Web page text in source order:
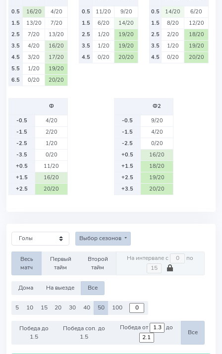
0.5
16/20
4/20
1.5
13/20
7/20
2.5
7/20
13/20
3.5
4/20
16/20
4.5
3/20
17/20
5.5
1/20
19/20
6.5
0/20 20/20
0.5
11/20
9/20
1.5
6/20
14/20
2.5
1/20
19/20
3.5
1/20
19/20
4.5
0/20 20/20
0.5
14/20
6/20
1.5
8/20
12/20
2.5
2/20
18/20
3.5
1/20
19/20
4.5
0/20 20/20
Ф
-0.5
4/20
-1.5
2/20
-2.5
1/20
-3.5
0/20
+0.5
11/20
+1.5
16/20
+2.5
20/20
Ф2
-0.5
9/20
-1.5
4/20
-2.5
0/20
+0.5
16/20
+1.5
18/20
+2.5
19/20
+3.5
20/20
Выбор сезонов
Весь
матч
Первый
тайм
Второй
тайм
На интервале с по
Дома На выезде Все
5 10 15 20 30 40 50 100
Победа до
1.5
Победа соп. до
1.5
Победа от до
Все